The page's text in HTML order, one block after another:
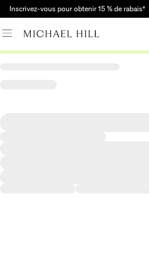
Inscrivez-vous pour obtenir 15 % de rabais†